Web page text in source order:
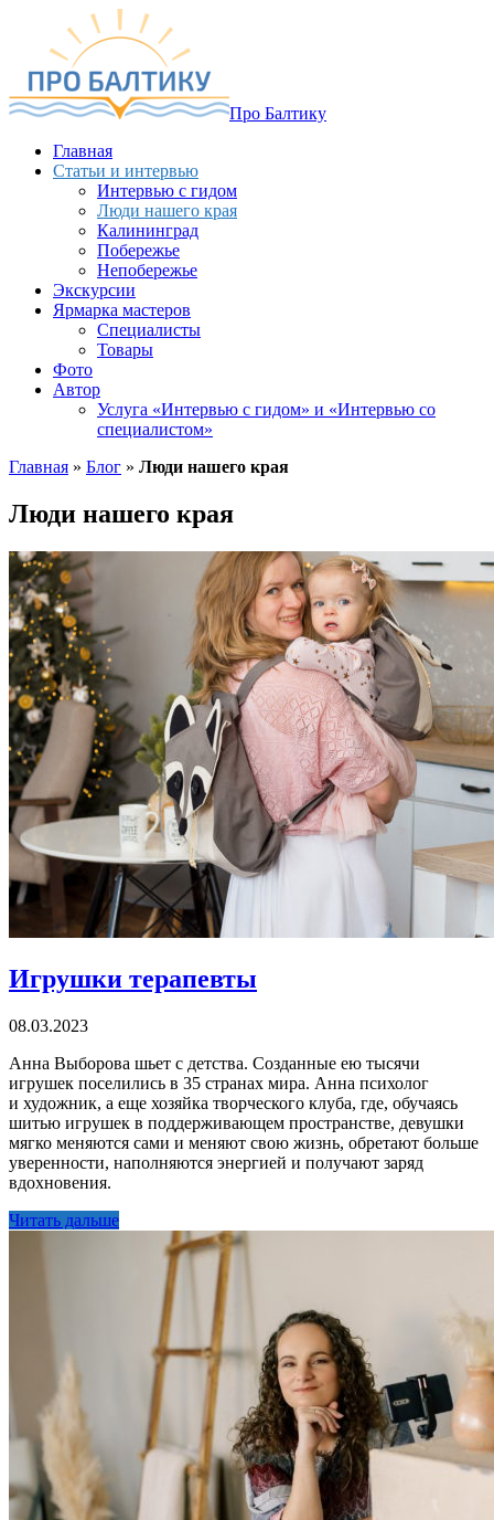
Про Балтику
Главная
Статьи и интервью
Интервью с гидом
Люди нашего края
Калининград
Побережье
Непобережье
Экскурсии
Ярмарка мастеров
Специалисты
Товары
Фото
Автор
Услуга «Интервью с гидом» и «Интервью со
специалистом»
Главная » Блог » Люди нашего края
Люди нашего края
Игрушки терапевты
08.03.2023
Анна Выборова шьет с детства. Созданные ею тысячи
игрушек поселились в 35 странах мира. Анна психолог
и художник, а еще хозяйка творческого клуба, где, обучаясь
шитью игрушек в поддерживающем пространстве, девушки
мягко меняются сами и меняют свою жизнь, обретают больше
уверенности, наполняются энергией и получают заряд
вдохновения.
Читать дальше